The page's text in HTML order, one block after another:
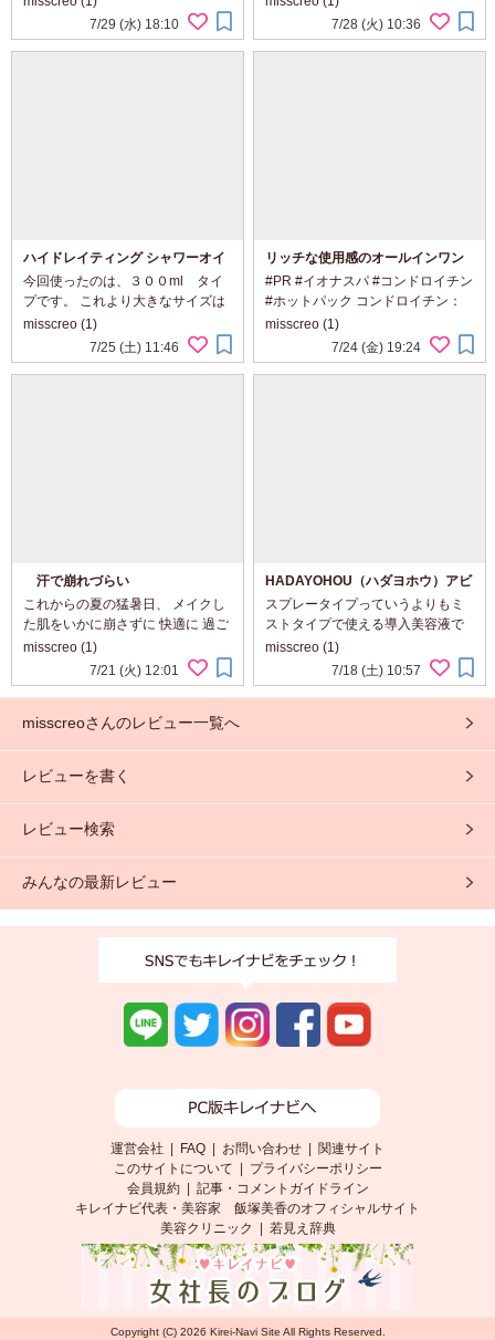
しいって 本当に思った商品です。
ボトルデザインも クリーム色で ビ
7/29 (水) 18:10
とってから髪に馴染ませてました
が こちらは スプレータイプの容器
7/28 (火) 10:36
ハイドレイティング シャワーオイ
ル デリケート・ジャスミン
今回使ったのは、３００ml タイ
プです。 これより大きなサイズは
ポンプ式みたいですが こちらは 押
すと凹むペットボトルのような容
器なので 出す時は ヘッドを上げて
misscreo (1)
7/25 (土) 11:46
リッチな使用感のオールインワン
#PR #イオナスパ #コンドロイチン
#ホットパック コンドロイチン：
コンドロイチン硫酸Na（保湿成
分） IONA様より商品提供いただき
ました. 収納してある箱にも書いて
misscreo (1)
7/24 (金) 19:24
汗で崩れづらい
これからの夏の猛暑日、 メイクし
た肌をいかに崩さずに 快適に 過ご
せるかは 使うファンデーションに
よって かなり変わってきますよ
ね。 こちらの スキンレイヤリング
...
misscreo (1)
7/21 (火) 12:01
HADAYOHOU（ハダヨホウ）アビ
ルダケセラム
スプレータイプっていうよりもミ
ストタイプで使える導入美容液で
す。 導入美容液なので ステップは
洗顔後すぐに シューシューって ス
プレーします。 でね、 この化粧品
misscreo (1)
7/18 (土) 10:57
misscreoさんのレビュー一覧へ
レビューを書く
レビュー検索
みんなの最新レビュー
運営会社 FAQ お問い合わせ
関連サイト
このサイトについて
プライバシーポリシー
会員規約| 記事・コメントガイドライン
キレイナビ代表・美容家 飯塚美香のオフィシャルサイト
美容クリニック
若見え辞典
Copyright (C) 2026 Kirei-Navi Site All Rights Reserved.